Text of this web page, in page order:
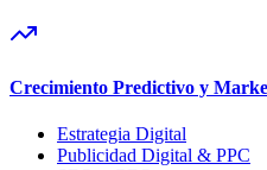
Crecimiento Predictivo y
Estrategia Digital
Publicidad Digital & PPC